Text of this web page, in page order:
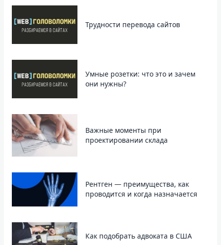
Трудности перевода сайтов
Умные розетки: что это и зачем
они нужны?
Важные моменты при
проектировании склада
Рентген — преимущества, как
проводится и когда назначается
Как подобрать адвоката в США